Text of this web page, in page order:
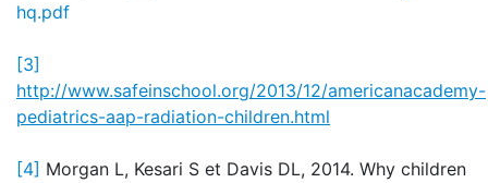
hq.pdf
[3]
http://www.safeinschool.org/2013/12/americanacademy-
pediatrics-aap-radiation-children.html
[4] Morgan L, Kesari S et Davis DL, 2014. Why children